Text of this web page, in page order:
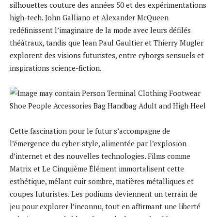
silhouettes couture des années 50 et des expérimentations
high-tech. John Galliano et Alexander McQueen
redéfinissent l’imaginaire de la mode avec leurs défilés
théâtraux, tandis que Jean Paul Gaultier et Thierry Mugler
explorent des visions futuristes, entre cyborgs sensuels et
inspirations science-fiction.
Cette fascination pour le futur s’accompagne de
l’émergence du cyber-style, alimentée par l’explosion
d’internet et des nouvelles technologies. Films comme
Matrix et Le Cinquième Élément immortalisent cette
esthétique, mêlant cuir sombre, matières métalliques et
coupes futuristes. Les podiums deviennent un terrain de
jeu pour explorer l’inconnu, tout en affirmant une liberté